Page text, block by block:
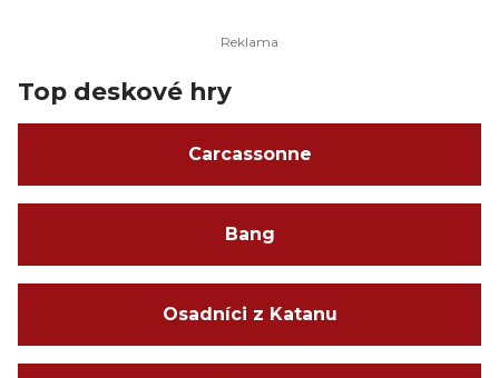
Top deskové hry
Carcassonne
Bang
Osadníci z Katanu